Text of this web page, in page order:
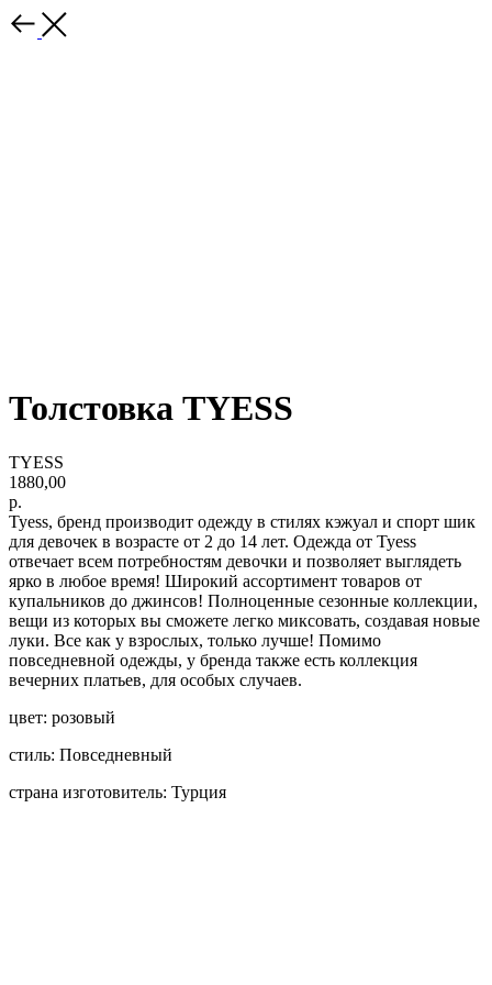
Толстовка TYESS
TYESS
1880,00
р.
Tyess, бренд производит одежду в стилях кэжуал и спорт шик
для девочек в возрасте от 2 до 14 лет. Одежда от Tyess
отвечает всем потребностям девочки и позволяет выглядеть
ярко в любое время! Широкий ассортимент товаров от
купальников до джинсов! Полноценные сезонные коллекции,
вещи из которых вы сможете легко миксовать, создавая новые
луки. Все как у взрослых, только лучше! Помимо
повседневной одежды, у бренда также есть коллекция
вечерних платьев, для особых случаев.
цвет: розовый
стиль: Повседневный
страна изготовитель: Турция